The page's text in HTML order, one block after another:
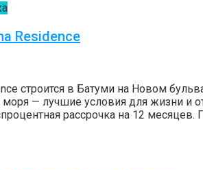
Residence
строится в Батуми на Новом
— лучшие условия для жизни и
рассрочка на 12